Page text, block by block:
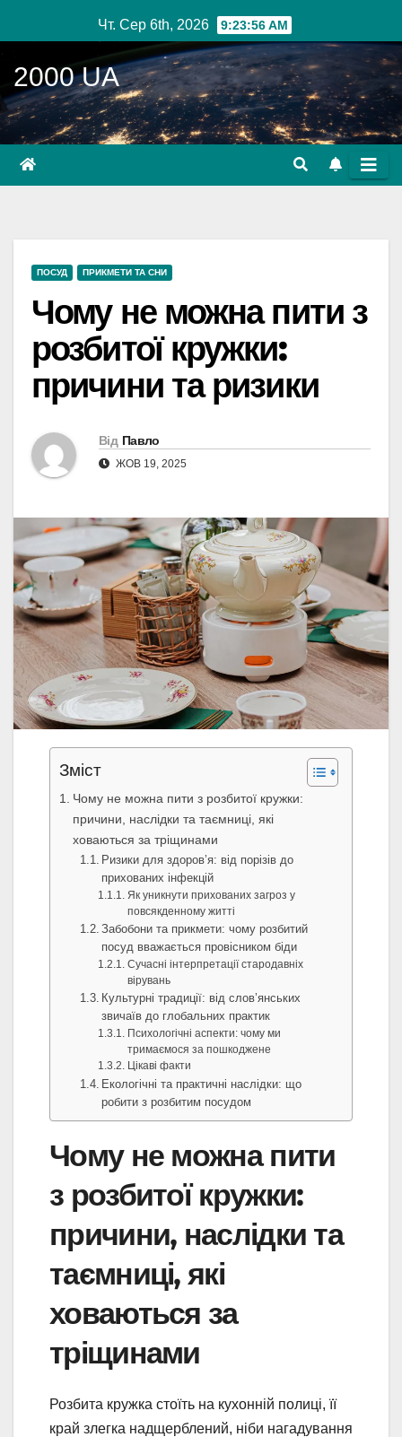
до
вмісту
Чт. Сер 6th, 2026 9:23:57 AM
2000 UA
ПОСУД ПРИКМЕТИ ТА СНИ
Чому не можна пити з
розбитої кружки:
причини та ризики
Від Павло
ЖОВ 19, 2025
Зміст
Чому не можна пити з розбитої кружки:
причини, наслідки та таємниці, які
ховаються за тріщинами
Ризики для здоров’я: від порізів до
прихованих інфекцій
Як уникнути прихованих загроз у
повсякденному житті
Забобони та прикмети: чому розбитий
посуд вважається провісником біди
Сучасні інтерпретації стародавніх
вірувань
Культурні традиції: від слов’янських
звичаїв до глобальних практик
Психологічні аспекти: чому ми
тримаємося за пошкоджене
Цікаві факти
Екологічні та практичні наслідки: що
робити з розбитим посудом
Чому не можна пити
з розбитої кружки:
причини, наслідки та
таємниці, які
ховаються за
тріщинами
Розбита кружка стоїть на кухонній полиці, її
край злегка надщерблений, ніби нагадування